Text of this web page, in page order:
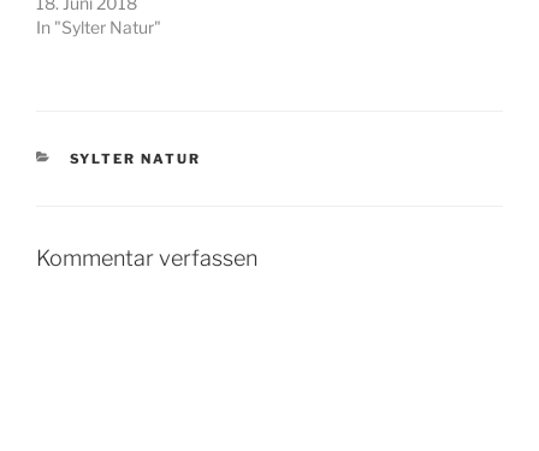
In "Sylter Natur"
KATEGORIEN
SYLTER NATUR
Kommentar verfassen